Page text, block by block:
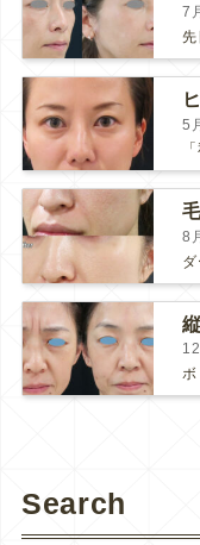
7
5
8
Search